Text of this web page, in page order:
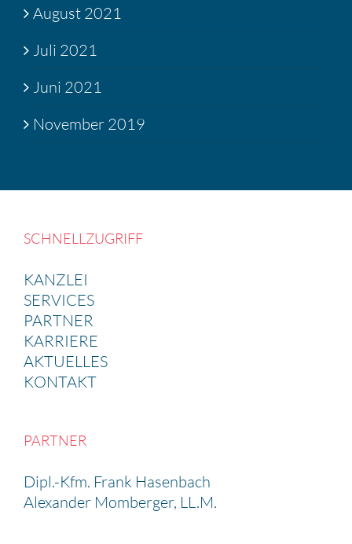
August 2021
Juli 2021
Juni 2021
November 2019
SCHNELL­ZU­GRIFF
KANZLEI
SERVICES
PARTNER
KARRIERE
AKTUELLES
KONTAKT
PARTNER
Dipl.-Kfm. Frank Hasen­bach
Alexander Momberger, LL.M.